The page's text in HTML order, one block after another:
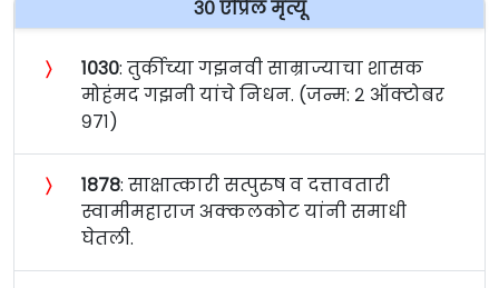
३० एप्रिल मृत्यू
〉 १०३०: तुर्कीच्या गझनवी साम्राज्याचा शासक
मोहंमद गझनी यांचे निधन. (जन्म: २ ऑक्टोबर
९७१)
〉 १८७८: साक्षात्कारी सत्पुरुष व दत्तावतारी
स्वामीमहाराज अक्‍कलकोट यांनी समाधी
घेतली.